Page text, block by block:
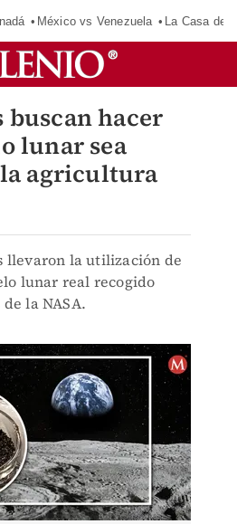
México vs Venezuela La Casa de
hacer
lunar sea
agricultura
llevaron la utilización de
lunar real recogido
la NASA.